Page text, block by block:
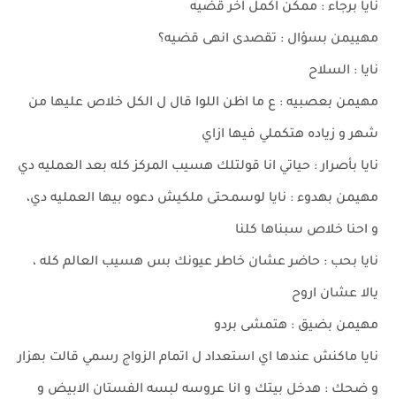
نايا برجاء : ممكن اكمل اخر قضيه
مهييمن بسؤال : تقصدى انهى قضيه؟
نايا : السلاح
مهيمن بعصبيه : ع ما اظن اللوا قال ل الكل خلاص عليها من
شهر و زياده هتكملي فيها ازاي
نايا بأصرار : حياتي انا قولتلك هسيب المركز كله بعد العمليه دي
مهيمن بهدوء : نايا لوسمحتى ملكيش دعوه بيها العمليه دي،
و احنا خلاص سبناها كلنا
نايا بحب : حاضر عشان خاطر عيونك بس هسيب العالم كله ،
يالا عشان اروح
مهيمن بضيق : هتمشى بردو
نايا ماكنش عندها اي استعداد ل اتمام الزواج رسمي قالت بهزار
و ضحك : هدخل بيتك و انا عروسه لبسه الفستان الابيض و